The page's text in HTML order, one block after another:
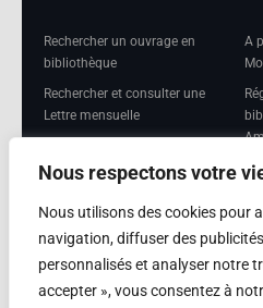
Nous respectons votre
Nous utilisons des cookies pour
navigation, diffuser des
personnalisés et analyser notre
accepter », vous consentez à
Rechercher un ouvrage en
bibliothèque
Rechercher et consulter une
Lettre mensuelle
mensuelle
A
Adhérer